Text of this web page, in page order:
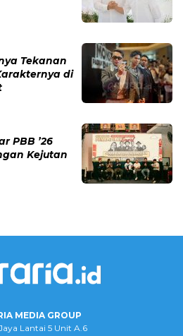
Tekanan
di
PBB ’26
Kejutan
MEDIA GROUP
Lantai 5 Unit A.6